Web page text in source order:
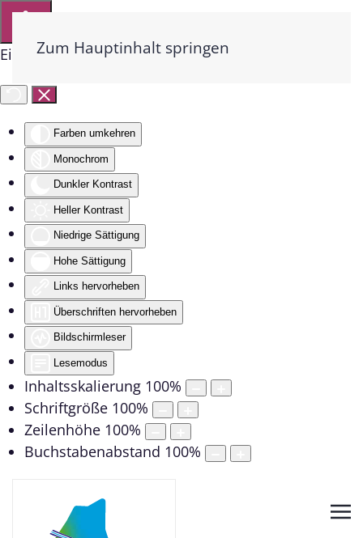
Eingabehilfen öffnen
Farben umkehren
Monochrom
Dunkler Kontrast
Heller Kontrast
Niedrige Sättigung
Hohe Sättigung
Links hervorheben
Überschriften hervorheben
Bildschirmleser
Lesemodus
Inhaltsskalierung 100%
Schriftgröße 100%
Zeilenhöhe 100%
Buchstabenabstand 100%
Zum Hauptinhalt springen